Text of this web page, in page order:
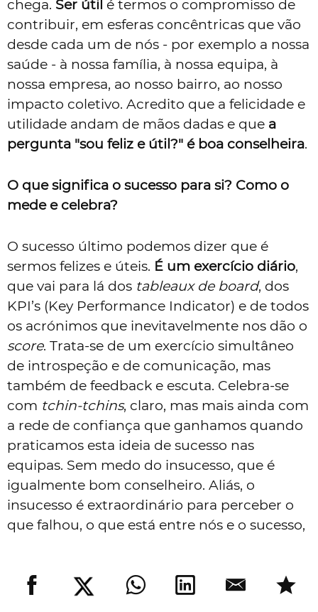
chega. Ser útil é termos o compromisso de
contribuir, em esferas concêntricas que vão
desde cada um de nós - por exemplo a nossa
saúde - à nossa família, à nossa equipa, à
nossa empresa, ao nosso bairro, ao nosso
impacto coletivo. Acredito que a felicidade e
utilidade andam de mãos dadas e que a
pergunta "sou feliz e útil?" é boa conselheira.
O que significa o sucesso para si? Como o
mede e celebra?
O sucesso último podemos dizer que é
sermos felizes e úteis. É um exercício diário,
que vai para lá dos tableaux de board, dos
KPI’s (Key Performance Indicator) e de todos
os acrónimos que inevitavelmente nos dão o
score. Trata-se de um exercício simultâneo
de introspeção e de comunicação, mas
também de feedback e escuta. Celebra-se
com tchin-tchins, claro, mas mais ainda com
a rede de confiança que ganhamos quando
praticamos esta ideia de sucesso nas
equipas. Sem medo do insucesso, que é
igualmente bom conselheiro. Aliás, o
insucesso é extraordinário para perceber o
que falhou, o que está entre nós e o sucesso,